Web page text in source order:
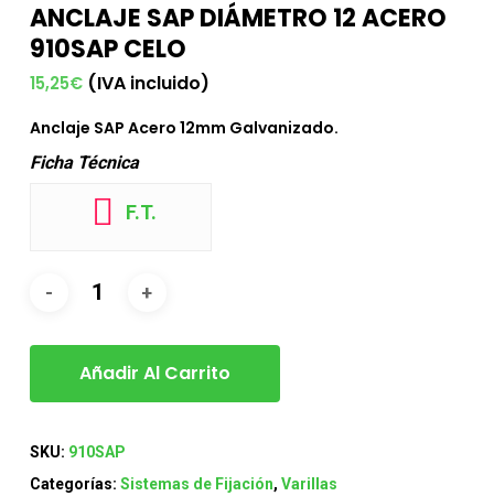
ANCLAJE SAP DIÁMETRO 12 ACERO
910SAP CELO
15,25€ (IVA incluido)
Anclaje SAP Acero 12mm Galvanizado.
Ficha Técnica
F.T.
Añadir Al Carrito
SKU: 910SAP
Categorías: Sistemas de Fijación, Varillas